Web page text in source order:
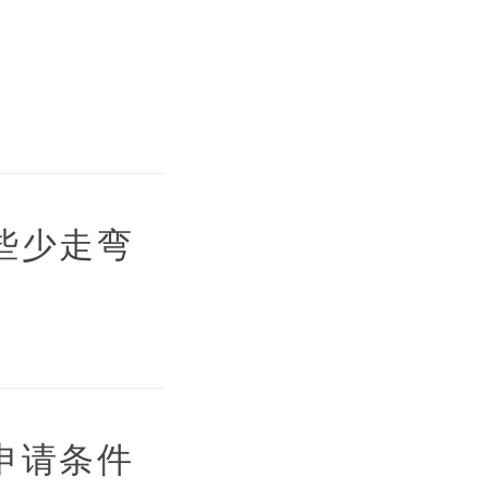
少走弯
请条件